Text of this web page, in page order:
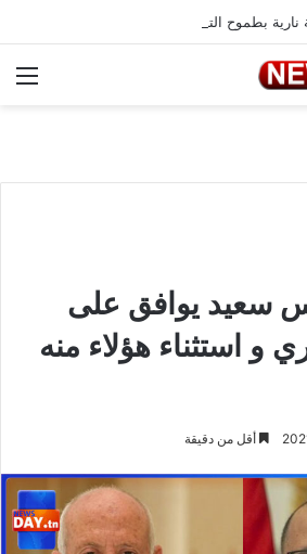
بطموح التأهل إلى ثمن النهائي
سعيد يوافق على
و استثناء هؤلاء منه
أقل من دقيقة